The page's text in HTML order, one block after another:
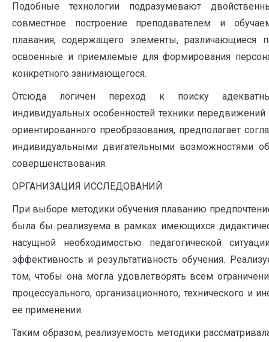
Подобные технологии подразумевают
совместное построение преподавателем и
плавания, содержащего элементы, различающиеся
освоенные и приемлемые для формирования
конкретного занимающегося.
Отсюда логичен переход к поиску
индивидуальных особенностей техники
ориентированного преобразования, предполагает
индивидуальными двигательными возможностями
совершенствования.
ОРГАНИЗАЦИЯ ИССЛЕДОВАНИЙ
При выборе методики обучения плаванию
была бы реализуема в рамках имеющихся
насущной необходимостью педагогической
эффективность и результативность обучения.
том, чтобы она могла удовлетворять всем
процессуального, организационного, технического и
ее применении.
Таким образом, реализуемость методики